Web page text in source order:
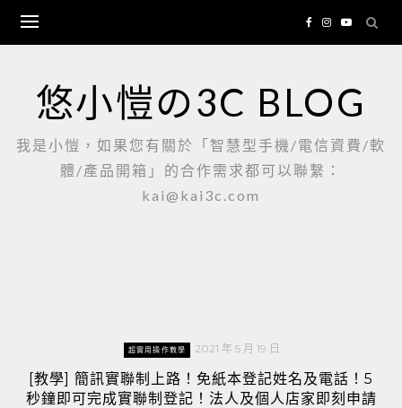
content
悠小愷の3C BLOG
我是小愷，如果您有關於「智慧型手機/電信資費/軟
體/產品開箱」的合作需求都可以聯繫：
kai@kai3c.com
超實用操作教學 2021 年 5 月 19 日
[教學] 簡訊實聯制上路！免紙本登記姓名及電話！5
秒鐘即可完成實聯制登記！法人及個人店家即刻申請